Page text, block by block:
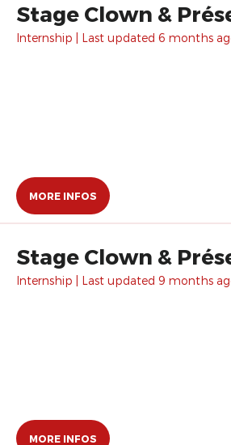
Stage Clown &
Internship | Last updated 6 months
MORE INFOS
Stage Clown &
Internship | Last updated 9 months
MORE INFOS